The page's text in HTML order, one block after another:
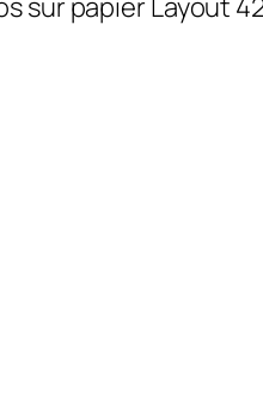
sur papier Layout